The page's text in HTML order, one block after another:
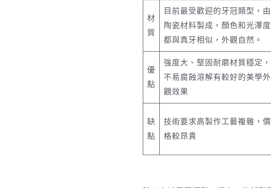
材
質
目前最受歡迎的牙冠類型，由
陶瓷材料製成，顏色和光澤度
都與真牙相似，外觀自然。
優
點
強度大、堅固耐磨材質穩定，
不易腐蝕溶解有較好的美學外
觀效果
缺
點
技術要求高製作工藝複雜，價
格較昂貴